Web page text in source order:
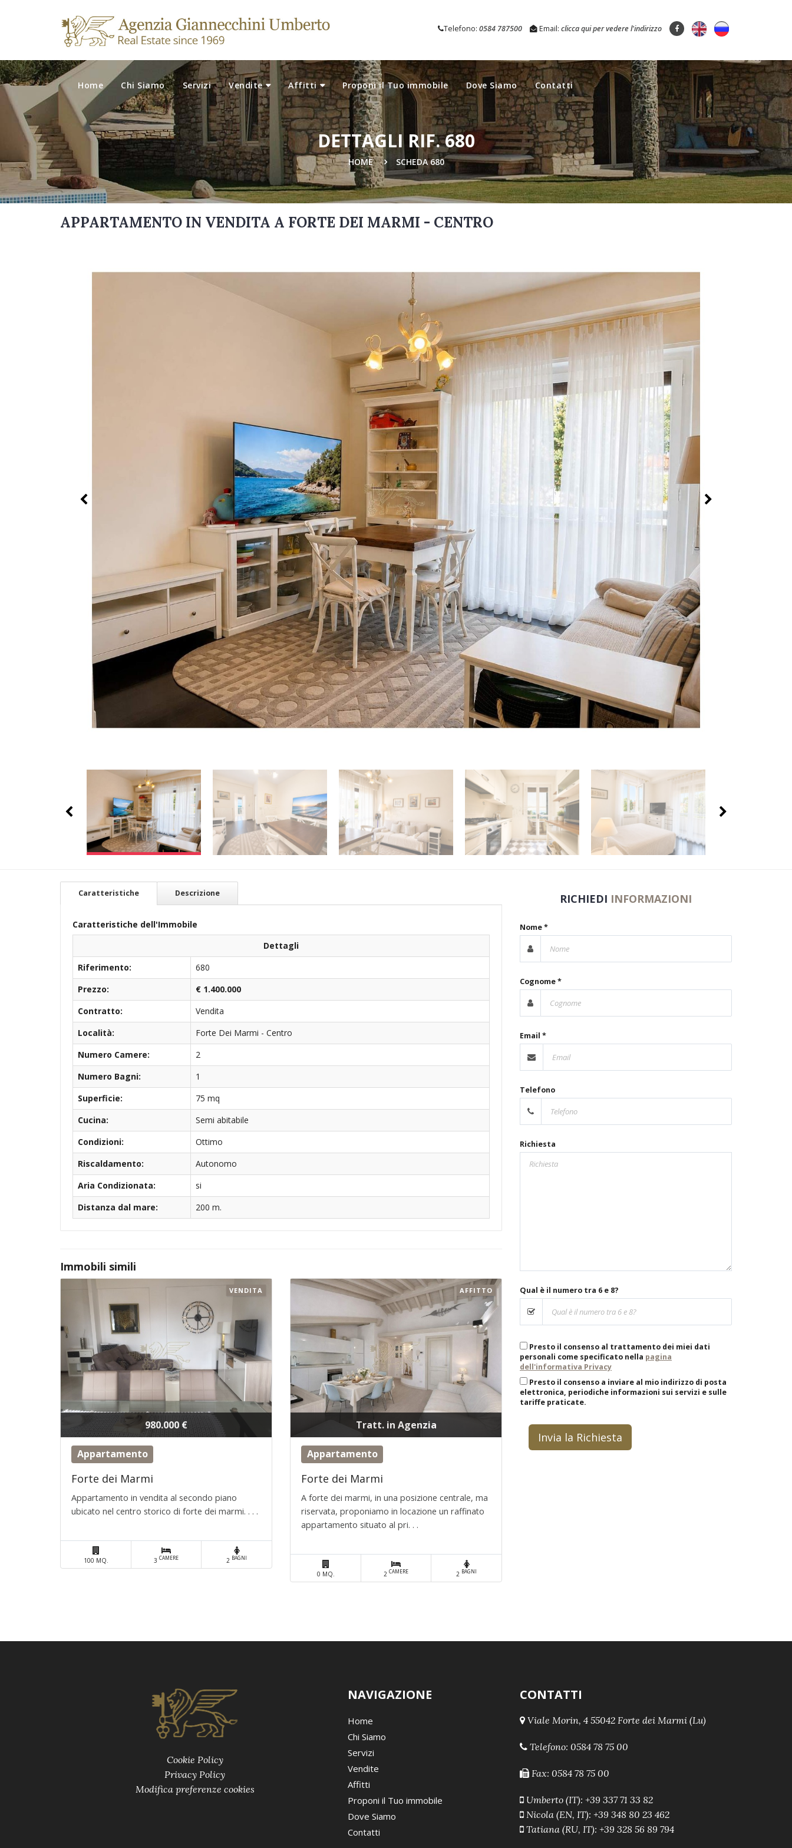
Telefono: 0584 787500 Email: clicca qui per vedere l'indirizzo
Home Chi Siamo Servizi Vendite Affitti Proponi il Tuo immobile Dove Siamo Contatti
DETTAGLI RIF. 680
HOME SCHEDA 680
APPARTAMENTO IN VENDITA A FORTE DEI MARMI - CENTRO
Caratteristiche Descrizione
Caratteristiche dell'Immobile
Dettagli
Riferimento:
680
Prezzo:
€ 1.400.000
Contratto:
Vendita
Località:
Forte Dei Marmi - Centro
Numero Camere:
2
Numero Bagni:
1
Superficie:
75 mq
Cucina:
Semi abitabile
Condizioni:
Ottimo
Riscaldamento:
Autonomo
Aria Condizionata:
si
Distanza dal mare:
200 m.
Immobili simili
980.000 €
VENDITA
Appartamento
Forte dei Marmi
Appartamento in vendita al secondo piano
ubicato nel centro storico di forte dei marmi. . . .
100 MQ. 3CAMERE 2 BAGNI
Tratt. in Agenzia
AFFITTO
Appartamento
Forte dei Marmi
A forte dei marmi, in una posizione centrale, ma
riservata, proponiamo in locazione un raffinato
appartamento situato al pri. . .
0 MQ. 2CAMERE 2 BAGNI
RICHIEDI INFORMAZIONI
Nome *
Cognome *
Email *
Telefono
Richiesta
Qual è il numero tra 6 e 8?
Presto il consenso al trattamento dei miei dati
personali come specificato nella pagina
dell'informativa Privacy
Presto il consenso a inviare al mio indirizzo di posta
elettronica, periodiche informazioni sui servizi e sulle
tariffe praticate.
Invia la Richiesta
Cookie Policy
Privacy Policy
Modifica preferenze cookies
NAVIGAZIONE
Home
Chi Siamo
Servizi
Vendite
Affitti
Proponi il Tuo immobile
Dove Siamo
Contatti
CONTATTI
Viale Morin, 4 55042 Forte dei Marmi (Lu)
Telefono: 0584 78 75 00
Fax: 0584 78 75 00
Umberto (IT): +39 337 71 33 82
Nicola (EN, IT): +39 348 80 23 462
Tatiana (RU, IT): +39 328 56 89 794